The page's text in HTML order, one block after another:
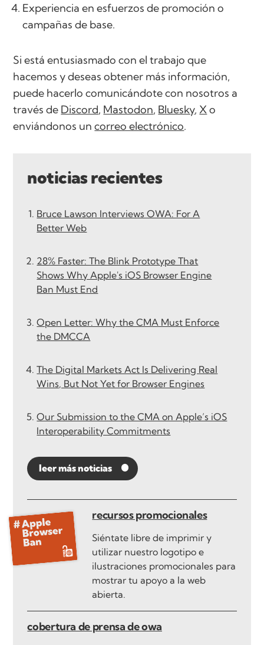
Experiencia en esfuerzos de promoción o
campañas de base.
Si está entusiasmado con el trabajo que
hacemos y deseas obtener más información,
puede hacerlo comunicándote con nosotros a
través de Discord, Mastodon, Bluesky,Xo
enviándonos uncorreo electrónico.
noticias recientes
Bruce Lawson Interviews OWA: For A
Better Web
28% Faster: The Blink Prototype That
Shows Why Apple's iOS Browser Engine
Ban Must End
Open Letter: Why the CMA Must Enforce
the DMCCA
The Digital Markets Act Is Delivering Real
Wins, But Not Yet for Browser Engines
Our Submission to the CMA on Apple’s iOS
Interoperability Commitments
leer más noticias
recursos promocionales
Siéntate libre de imprimir y
utilizar nuestro logotipo e
ilustraciones promocionales para
mostrar tu apoyo a la web
abierta.
cobertura de prensa de owa